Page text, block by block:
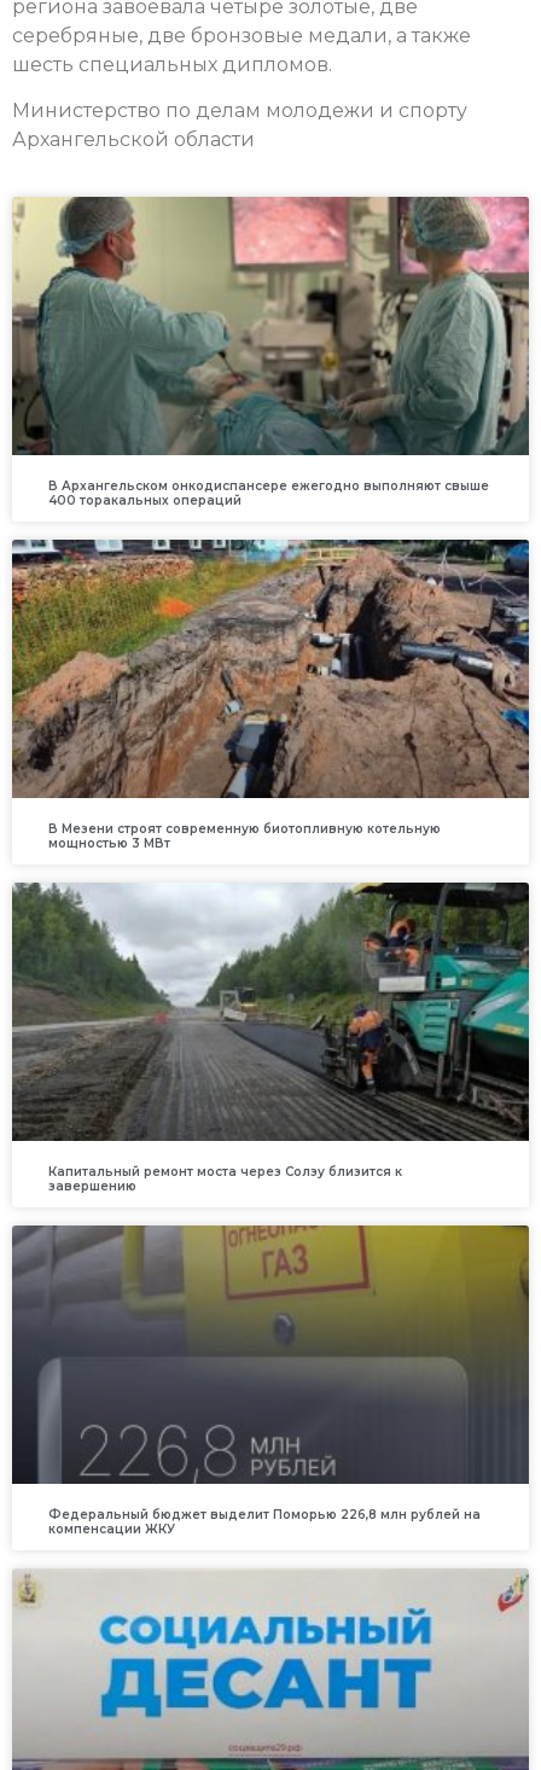
региона завоевала четыре золотые, две
серебряные, две бронзовые медали, а также
шесть специальных дипломов.
Министерство по делам молодежи и спорту
Архангельской области
В Архангельском онкодиспансере ежегодно выполняют свыше
400 торакальных операций
В Мезени строят современную биотопливную котельную
мощностью 3 МВт
Капитальный ремонт моста через Солзу близится к
завершению
Федеральный бюджет выделит Поморью 226,8 млн рублей на
компенсации ЖКУ